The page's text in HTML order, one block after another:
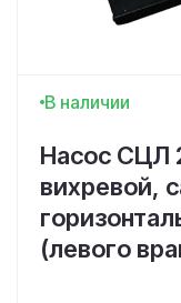
В наличии
Насос СЦЛ
вихревой,
(левого